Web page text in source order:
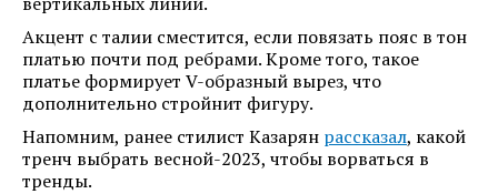
Акцент с талии сместится, если повязать пояс в тон
платью почти под ребрами. Кроме того, такое
платье формирует V-образный вырез, что
дополнительно стройнит фигуру.
Напомним, ранее стилист Казарян рассказал, какой
тренч выбрать весной-2023, чтобы ворваться в
тренды.